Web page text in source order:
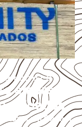
PRODUTO
empresas
cuidados
Naval em Canapi